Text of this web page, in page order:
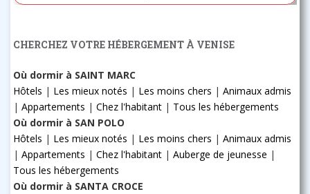
CHERCHEZ VOTRE HÉBERGEMENT À VENISE
Où dormir à SAINT MARC
Hôtels | Les mieux notés | Les moins chers | Animaux admis
| Appartements | Chez l'habitant | Tous les hébergements
Où dormir à SAN POLO
Hôtels | Les mieux notés | Les moins chers | Animaux admis
| Appartements | Chez l'habitant | Auberge de jeunesse |
Tous les hébergements
Où dormir à SANTA CROCE